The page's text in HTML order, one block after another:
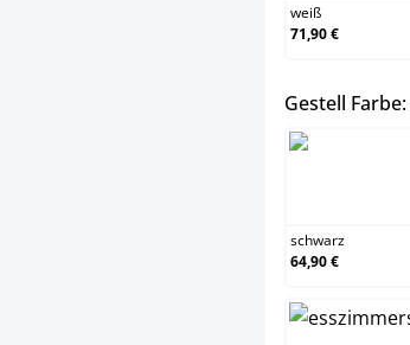
weiß
71,90 €
Gestell Farbe:
schwarz
64,90 €